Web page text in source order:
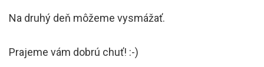
Na druhý deň môžeme vysmážať.
Prajeme vám dobrú chuť! :-)